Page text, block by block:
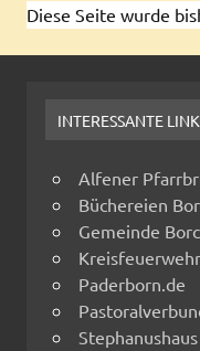
Diese Seite wurde
INTERESSANTE
Alfener
Büchereien
Gemeinde
Kreisfeuerwehr
Paderborn.de